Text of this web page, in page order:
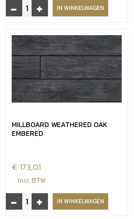
-
Millboard
bullnose
Smoked
oak
afgeronde
kant
3.600
aantal
+ IN WINKELWAGEN
MILLBOARD WEATHERED OAK
EMBERED
€ 173,01
incl. BTW
-
Millboard
Weathered
+ IN WINKELWAGEN